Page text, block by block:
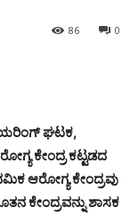
0
86
ಘಟಕ,
ಕೇಂದ್ರ ಕಟ್ಟಡದ
ಆರೋಗ್ಯ ಕೇಂದ್ರವು
ಕೇಂದ್ರವನ್ನು ಶಾಸಕ